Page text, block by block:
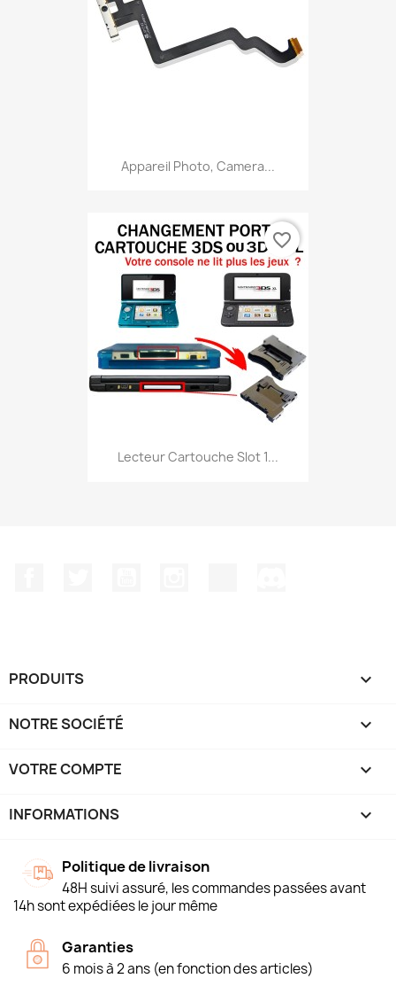
Appareil Photo, Camera...
Lecteur Cartouche Slot 1...
favorite_border
PRODUITS 
NOTRE SOCIÉTÉ 
VOTRE COMPTE 
INFORMATIONS keyboard_arrow_down
Politique de livraison
48H suivi assuré, les commandes passées avant
14h sont expédiées le jour même
Garanties
6 mois à 2 ans (en fonction des articles)